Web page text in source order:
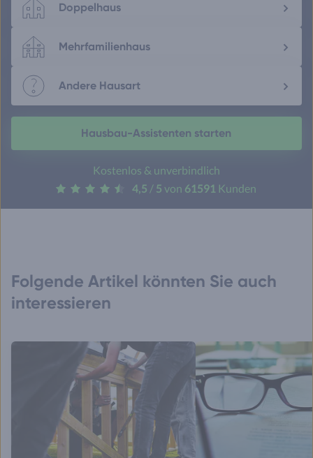
Doppelhaus
Mehrfamilienhaus
Andere Hausart
Hausbau-Assistenten starten
Kostenlos & unverbindlich
4,5 / 5 von 61591 Kunden
Folgende Artikel könnten Sie auch
interessieren